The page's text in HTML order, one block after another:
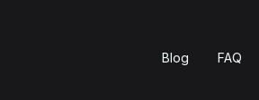
Blog FAQ